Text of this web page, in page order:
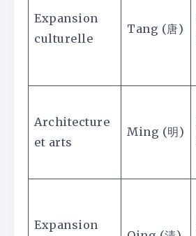
Expansion
culturelle
Tang (唐)
Architecture
et arts
Ming (明)
Expansion